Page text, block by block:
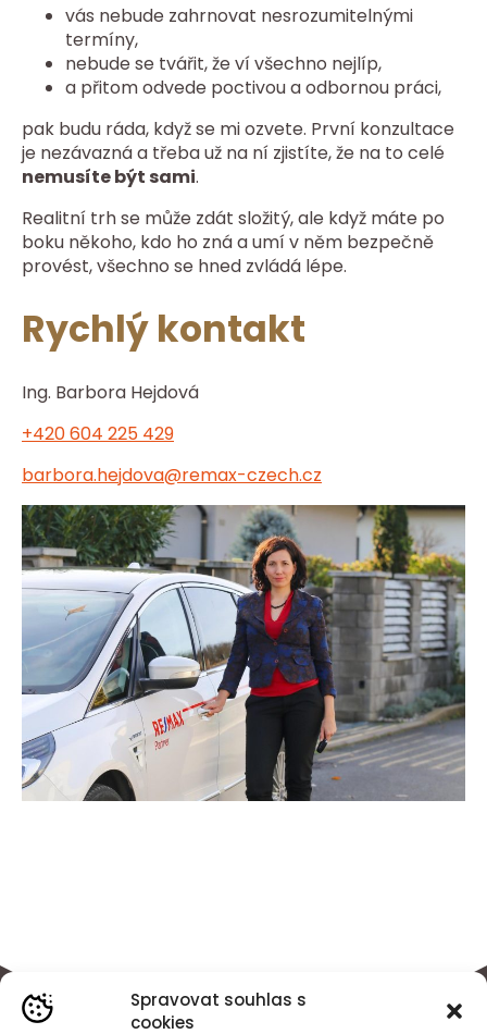
Spravovat souhlas s
cookies
vás nebude zahrnovat nesrozumitelnými
termíny,
nebude se tvářit, že ví všechno nejlíp,
a přitom odvede poctivou a odbornou práci,
pak budu ráda, když se mi ozvete. První konzultace
je nezávazná a třeba už na ní zjistíte, že na to celé
nemusíte být sami.
Realitní trh se může zdát složitý, ale když máte po
boku někoho, kdo ho zná a umí v něm bezpečně
provést, všechno se hned zvládá lépe.
Rychlý kontakt
Ing. Barbora Hejdová
+420 604 225 429
barbora.hejdova@remax-czech.cz